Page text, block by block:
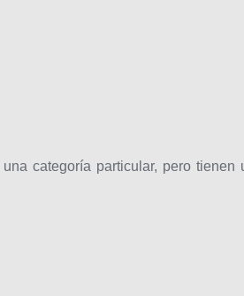
categoría particular, pero tienen